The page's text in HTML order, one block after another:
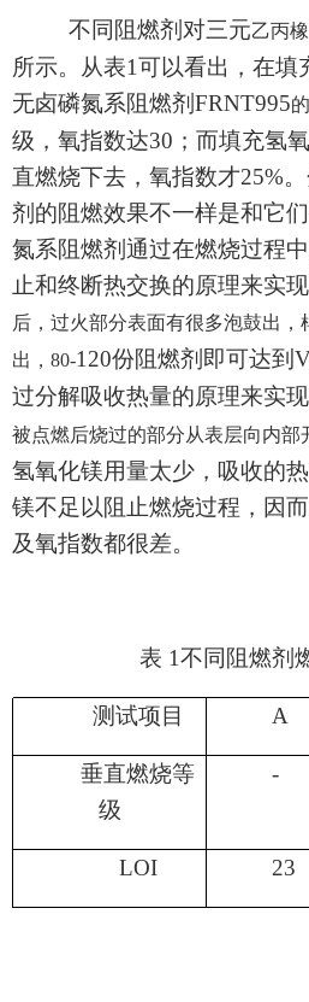
不同阻燃剂对三元乙丙
所示。从表1可以看出，在填
无卤磷氮系阻燃剂FRNT995
级，氧指数达30；而填充氢
直燃烧下去，氧指数才25%
剂的阻燃效果不一样是和它
氮系阻燃剂通过在燃烧过程
止和终断热交换的原理来实
后，过火部分表面有很多泡鼓出
出，80-120份阻燃剂即可达到
过分解吸收热量的原理来实现
被点燃后烧过的部分从表层向内部
氢氧化镁用量太少，吸收的
镁不足以阻止燃烧过程，因而
及氧指数都很差。
表 1不同阻燃剂
测试项目 A
垂直燃烧等
级
-
LOI 23